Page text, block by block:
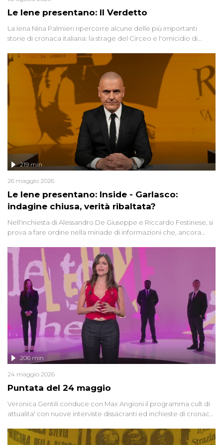
Le Iene presentano: Il Verdetto
La Iena Nina Palmieri ripercorre alcune delle più importanti
storie di cronaca italiana: la strage del Circeo e l'omicidio di
Le Iene presentano: Inside - Garlasco:
indagine chiusa, verità ribaltata?
219 min
26 maggio 2026
Nell'inchiesta di Alessandro De Giuseppe e Riccardo Festinese, si
prova a fare ordine nella miriade di informazioni che, ancora
giudiziarie più discusse degli ultimi anni. Lo speciale ricostruisce la
vicenda mettendo in fila testimonianze, errori, dettagli
controversi e i protagonisti di un'indagine che sembra non avere
fine.
Puntata del 24 maggio
206 min
24 maggio 2026
Veronica Gentili conduce con Max Angioni il programma cult di
attualita' con nuove interviste dissacranti ed inchieste di cronaca